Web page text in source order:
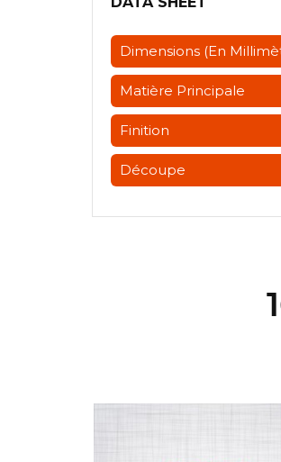
Dimensions (en
Matière Principale
Finition
Découpe